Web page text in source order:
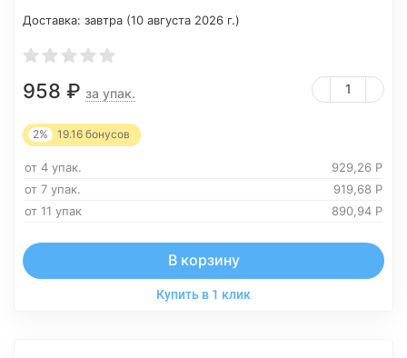
Доставка: завтра (10 августа 2026 г.)
958 ₽ за упак.
2% 19.16 бонусов
от 4 упак. 929,26 Р
от 7 упак.
919,68 Р
от 11 упак
890,94 Р
В корзину
Купить в 1 клик